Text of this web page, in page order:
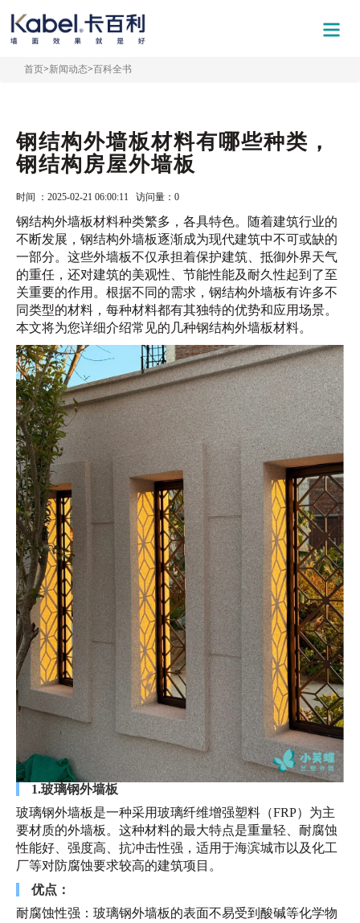
首页>新闻动态>百科全书
钢结构外墙板材料有哪些种类，
钢结构房屋外墙板
时间 ：2025-02-21 06:00:11 访问量： 0
钢结构外墙板材料种类繁多，各具特色。随着建筑行业的
不断发展，钢结构外墙板逐渐成为现代建筑中不可或缺的
一部分。这些外墙板不仅承担着保护建筑、抵御外界天气
的重任，还对建筑的美观性、节能性能及耐久性起到了至
关重要的作用。根据不同的需求，钢结构外墙板有许多不
同类型的材料，每种材料都有其独特的优势和应用场景。
本文将为您详细介绍常见的几种钢结构外墙板材料。
1.玻璃钢外墙板
玻璃钢外墙板是一种采用玻璃纤维增强塑料（FRP）为主
要材质的外墙板。这种材料的最大特点是重量轻、耐腐蚀
性能好、强度高、抗冲击性强，适用于海滨城市以及化工
厂等对防腐蚀要求较高的建筑项目。
优点：
耐腐蚀性强：玻璃钢外墙板的表面不易受到酸碱等化学物